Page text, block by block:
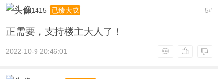
5#
131415 已臻大成
正需要，支持楼主大人了！
2022-10-9 20:46:01